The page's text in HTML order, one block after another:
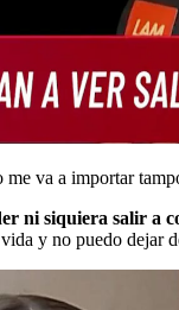
me va a importar
ni siquiera salir a
y no puedo dejar